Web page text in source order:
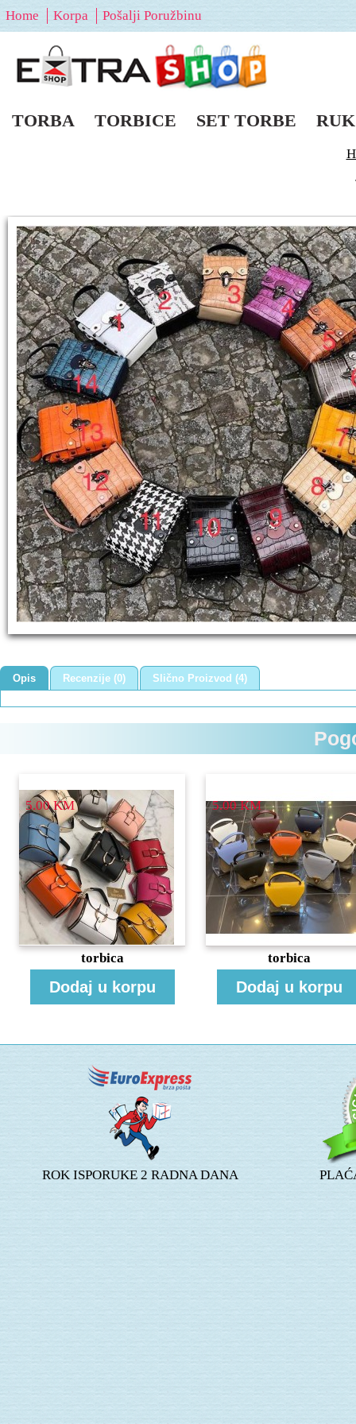
Home Korpa Pošalji Poružbinu
TORBA TORBICE SET TORBE
Opis Recenzije (0) Slično Proizvod (4)
torbica
5.00 KM
Dodaj u korpu
torbica
5.00 KM
Dodaj u korpu
ROK ISPORUKE 2 RADNA DANA